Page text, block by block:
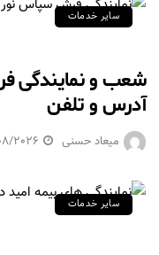
سایر خدمات
شعب و نمایندگی
آدرس و تلفن
میعاد حسنی 2026
سایر خدمات